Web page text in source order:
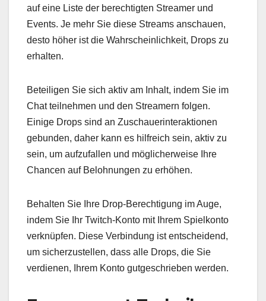
auf eine Liste der berechtigten Streamer und
Events. Je mehr Sie diese Streams anschauen,
desto höher ist die Wahrscheinlichkeit, Drops zu
erhalten.
Beteiligen Sie sich aktiv am Inhalt, indem Sie im
Chat teilnehmen und den Streamern folgen.
Einige Drops sind an Zuschauerinteraktionen
gebunden, daher kann es hilfreich sein, aktiv zu
sein, um aufzufallen und möglicherweise Ihre
Chancen auf Belohnungen zu erhöhen.
Behalten Sie Ihre Drop-Berechtigung im Auge,
indem Sie Ihr Twitch-Konto mit Ihrem Spielkonto
verknüpfen. Diese Verbindung ist entscheidend,
um sicherzustellen, dass alle Drops, die Sie
verdienen, Ihrem Konto gutgeschrieben werden.